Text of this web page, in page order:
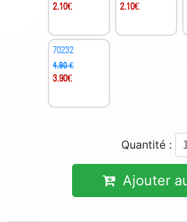
2.10€ 2.10€
70232
4.90 €
3.90€
Quantité :
Ajouter